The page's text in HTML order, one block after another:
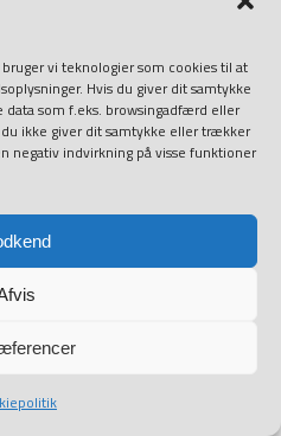
vi teknologier som cookies til at
Hvis du giver dit samtykke
som f.eks. browsingadfærd eller
ikke giver dit samtykke eller trækker
negativ indvirkning på visse funktioner